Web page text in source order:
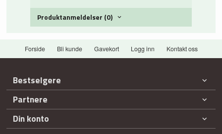
Produktanmeldelser (0)
Forside Bli kunde Gavekort Logg inn Kontakt oss
Bestselgere
Partnere
Din konto